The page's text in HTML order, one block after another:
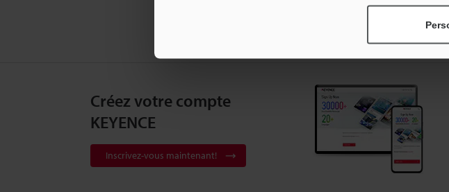
Créez votre compte
KEYENCE
Inscrivez-vous maintenant!